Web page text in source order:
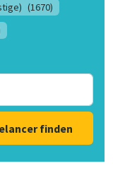
(1670)
finden